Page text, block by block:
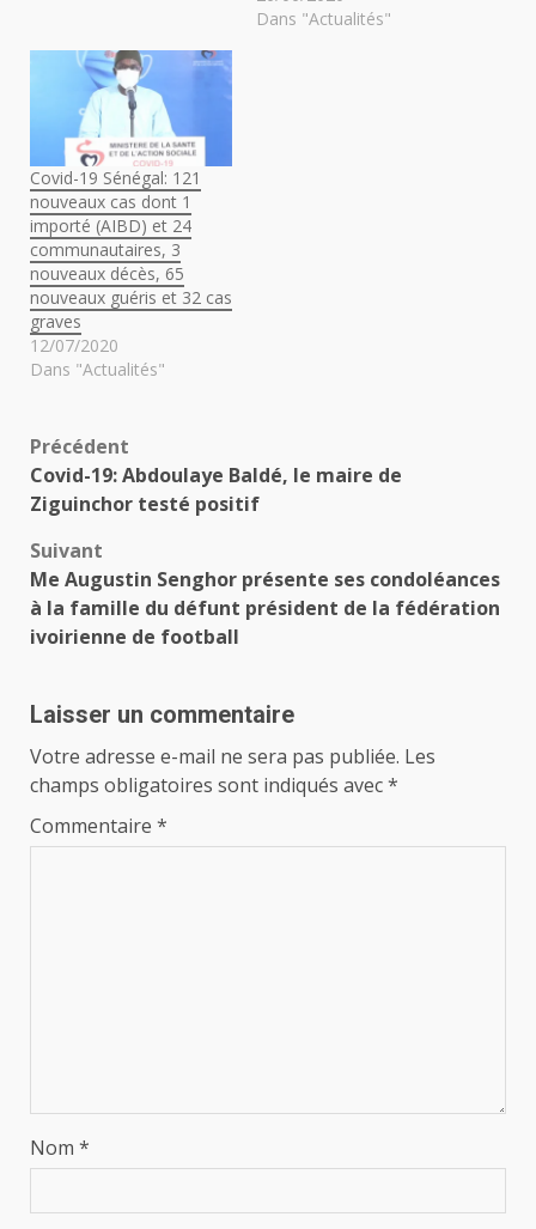
Dans "Actualités"
Covid-19 Sénégal: 121
nouveaux cas dont 1
importé (AIBD) et 24
communautaires, 3
nouveaux décès, 65
nouveaux guéris et 32 cas
graves
12/07/2020
Dans "Actualités"
Navigation
d’article
Précédent
Covid-19: Abdoulaye Baldé, le maire de
Ziguinchor testé positif
Suivant
Me Augustin Senghor présente ses condoléances
à la famille du défunt président de la fédération
ivoirienne de football
Laisser un commentaire
Votre adresse e-mail ne sera pas publiée. Les
champs obligatoires sont indiqués avec*
Commentaire *
Nom *